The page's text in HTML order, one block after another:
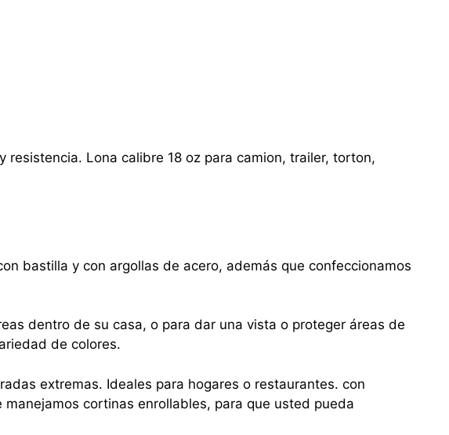
Lona calibre 18 oz para camion, trailer, torton,
bastilla y con argollas de acero, además que confeccionamos
dentro de su casa, o para dar una vista o proteger áreas de
de colores.
extremas. Ideales para hogares o restaurantes. con
cortinas enrollables, para que usted pueda